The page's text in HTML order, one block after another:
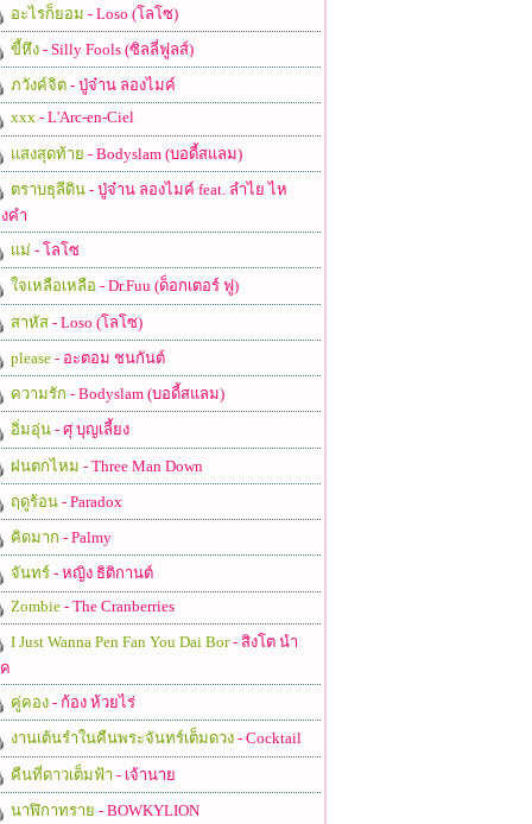
อะไรก็ยอม - Loso (โลโซ)
ขี้หึง- Silly Fools (ซิลลี่ฟูลส์)
ภวังค์จิต- ปู่จ๋าน ลองไมค์
xxx- L'Arc-en-Ciel
แสงสุดท้าย - Bodyslam (บอดี้สแลม)
ตราบธุลีดิน- ปู่จ๋าน ลองไมค์ feat. ลำไย ไห
คำ
แม่ - โลโซ
ใจเหลือเหลือ - Dr.Fuu (ด็อกเตอร์ ฟู)
สาหัส- Loso (โลโซ)
please- อะตอม ชนกันต์
ความรัก - Bodyslam (บอดี้สแลม)
อิ่มอุ่น- ศุ บุญเลี้ยง
ฝนตกไหม - Three Man Down
ฤดูร้อน- Paradox
คิดมาก - Palmy
จันทร์- หญิง ธิติกานต์
Zombie- The Cranberries
I Just Wanna Pen Fan You Dai Bor- สิงโต นำ
คู่คอง- ก้อง ห้วยไร่
งานเต้นรำในคืนพระจันทร์เต็มดวง- Cocktail
คืนที่ดาวเต็มฟ้า - เจ้านาย
นาฬิกาทราย - BOWKYLION